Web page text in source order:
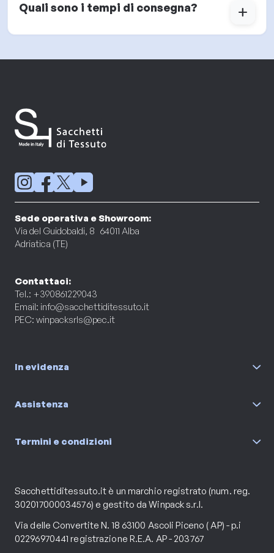
Quali sono i tempi di consegna? add
Sede operativa e Showroom:
Via del Guidobaldi, 8 64011 Alba
Adriatica (TE)
Contattaci:
Tel.: +390861229043
Email: info@sacchettiditessuto.it
PEC: winpacksrls@pec.it
In evidenza
Assistenza
Termini e condizioni
Sacchettiditessuto.it è un marchio registrato (num. reg.
302017000034576) e gestito da Winpack s.r.l.
Via delle Convertite N. 18 63100 Ascoli Piceno ( AP) - p.i
02296970441 registrazione R.E.A. AP - 203767